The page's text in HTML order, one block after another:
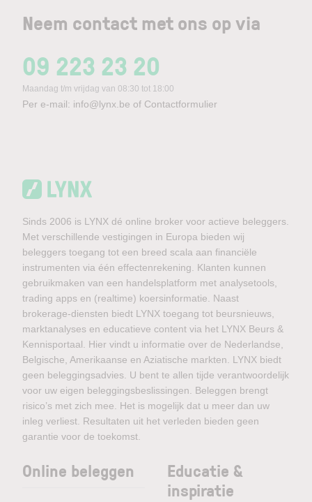
Neem contact met ons op via
09 223 23 20
Maandag t/m vrijdag van 08:30 tot 18:00
Per e-mail: info@lynx.be of Contactformulier
Sinds 2006 is LYNX dé online broker voor actieve beleggers.
Met verschillende vestigingen in Europa bieden wij
beleggers toegang tot een breed scala aan financiële
instrumenten via één effectenrekening. Klanten kunnen
gebruikmaken van een handelsplatform met analysetools,
trading apps en (realtime) koersinformatie. Naast
brokerage-diensten biedt LYNX toegang tot beursnieuws,
marktanalyses en educatieve content via het LYNX Beurs &
Kennisportaal. Hier vindt u informatie over de Nederlandse,
Belgische, Amerikaanse en Aziatische markten. LYNX biedt
geen beleggingsadvies. U bent te allen tijde verantwoordelijk
voor uw eigen beleggingsbeslissingen. Beleggen brengt
risico’s met zich mee. Het is mogelijk dat u meer dan uw
inleg verliest. Resultaten uit het verleden bieden geen
garantie voor de toekomst.
Online beleggen
Educatie &
inspiratie